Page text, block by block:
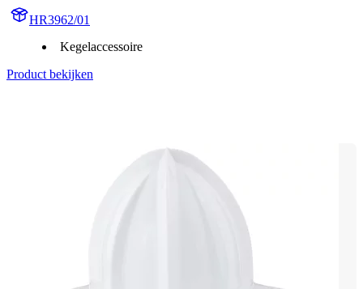
HR3962/01
Kegelaccessoire
Product bekijken